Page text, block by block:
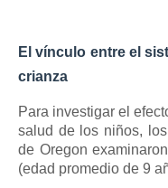
El vínculo entre el
crianza
Para investigar el
salud de los niños,
de Oregon
(edad promedio de 9